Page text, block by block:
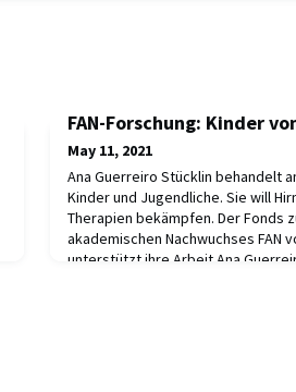
FAN-Forschung: Kinder
May 11, 2021
Ana Guerreiro Stücklin behandelt
Kinder und Jugendliche. Sie will
Therapien bekämpfen. Der Fonds
akademischen Nachwuchses FAN
unterstützt ihre Arbeit.Ana